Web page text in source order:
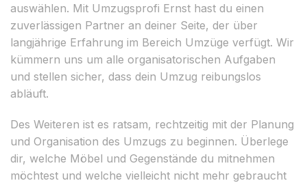
auswählen. Mit Umzugsprofi Ernst hast du einen
zuverlässigen Partner an deiner Seite, der über
langjährige Erfahrung im Bereich Umzüge verfügt. Wir
kümmern uns um alle organisatorischen Aufgaben
und stellen sicher, dass dein Umzug reibungslos
abläuft.
Des Weiteren ist es ratsam, rechtzeitig mit der Planung
und Organisation des Umzugs zu beginnen. Überlege
dir, welche Möbel und Gegenstände du mitnehmen
möchtest und welche vielleicht nicht mehr gebraucht